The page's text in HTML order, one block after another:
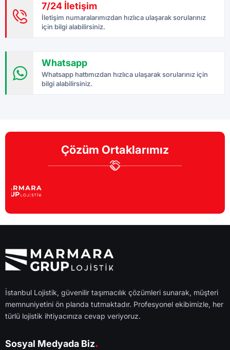
7/24 İletişim
İletişim numaralarımızdan hızlıca ulaşarak sorularınız
için bilgi alabilirsiniz.
Whatsapp
Whatsapp hattımızdan hızlıca ulaşarak sorularınız için
bilgi alabilirsiniz.
Çözüm Ortaklarımız
İstanbul Lojistik, güvenilir taşımacılık çözümleri sunarak, müşteri
memnuniyetini ön planda tutmaktadır. Profesyonel ekibimizle, her
türlü lojistik ihtiyacınıza cevap veriyoruz.
Sosyal Medyada Biz.